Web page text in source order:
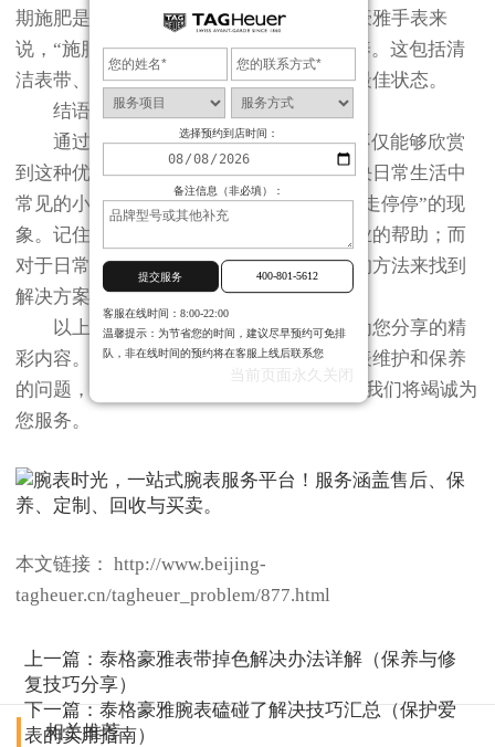
期施肥是必不可少的步骤。对于您的泰格豪雅手表来
说，“施肥”意味着定期进行专业维护和保养。这包括清
洁表带、检查防水性能以及确保机芯处于最佳状态。
结语
通过巧妙地运用“君子兰元素”，我们不仅能够欣赏
到这种优雅植物带来的自然之美，还能解决日常生活中
常见的小问题——如泰格豪雅手表出现“走走停停”的现
象。记住，在处理复杂问题时，请寻求专业的帮助；而
对于日常的小困扰，则不妨尝试一些创新的方法来找到
解决方案。让我们的生活更加轻松愉快！
以上就是北京泰格豪雅保养服务中心
为您分享的精
彩内容。如果您还有其他关于泰格豪雅手表维护和保养
的问题，可以拨打页面400电话进行咨询，我们将竭诚为
您服务。
本文链接： http://www.beijing-
tagheuer.cn/tagheuer_problem/877.html
上一篇：泰格豪雅表带掉色解决办法详解（保养与修
复技巧分享）
下一篇：泰格豪雅腕表磕碰了解决技巧汇总（保护爱
表的实用指南）
相关推荐
选择预约到店时间：
备注信息（非必填）：
提交服务 400-801-5612
客服在线时间：8:00-22:00
温馨提示：为节省您的时间，建议尽早预约可免排
队，非在线时间的预约将在客服上线后联系您
当前页面永久关闭